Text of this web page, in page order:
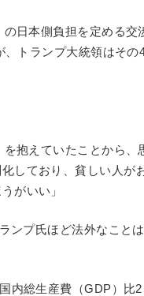
日本側負担を定める交
、トランプ大統領はその
を抱えていたことから、
しており、貧しい人が
がいい」
ンプ氏ほど法外なこと
内総生産費（GDP）比2